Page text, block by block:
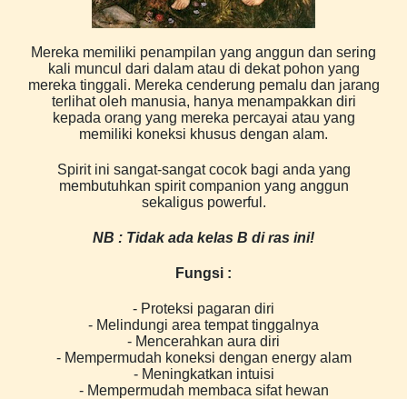
Mereka memiliki penampilan yang anggun dan sering
kali muncul dari dalam atau di dekat pohon yang
mereka tinggali. Mereka cenderung pemalu dan jarang
terlihat oleh manusia, hanya menampakkan diri
kepada orang yang mereka percayai atau yang
memiliki koneksi khusus dengan alam.
Spirit ini sangat-sangat cocok bagi anda yang
membutuhkan spirit companion yang anggun
sekaligus powerful.
NB : Tidak ada kelas B di ras ini!
Fungsi :
- Proteksi pagaran diri
- Melindungi area tempat tinggalnya
- Mencerahkan aura diri
- Mempermudah koneksi dengan energy alam
- Meningkatkan intuisi
- Mempermudah membaca sifat hewan